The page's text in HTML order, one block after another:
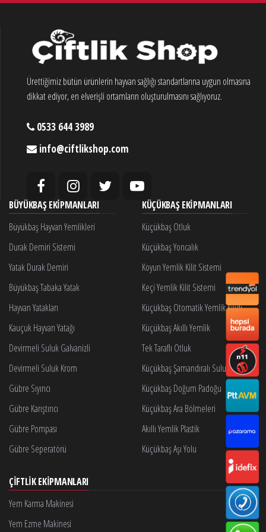
Ürettiğimiz bütün ürünlerin hayvan sağlığı standartlarına uygun olmasına
dikkat ediyor, en elverişli ortamların oluşturulmasını sağlıyoruz.
0533 644 3989
info@ciftlikshop.com
BÜYÜKBAŞ EKIPMANLARI
Büyükbaş Hayvan Yemlikleri
Durak Demiri Sistemi
Yatak Durak Demiri
Büyükbaş Tabaka Yatak
Hayvan Yatakları
Kauçuk Hayvan Yatağı
Devirmeli Suluk Galvanizli
Devirmeli Suluk Krom
Gübre Sıyırıcı
Gübre Karıştırıcı
Gübre Pompası
Gübre Seperatörü
KÜÇÜKBAŞ EKIPMANLARI
Küçükbaş Otluk
Küçükbaş Yoncalık
Koyun Yemlik Kilit Sistemi
Keçi Yemlik Kilit Sistemi
Küçükbaş Otomatik Yemlik Kilidi
Küçükbaş Akıllı Yemlik
Tek Taraflı Otluk
Küçükbaş Şamandıralı Suluk
Küçükbaş Doğum Padoğu
Küçükbaş Ara Bölmeleri
Akıllı Yemlik Plastik
Küçükbaş Aşı Yolu
ÇIFTLIK EKIPMANLARI
Yem Karma Makinesi
Yem Ezme Makinesi